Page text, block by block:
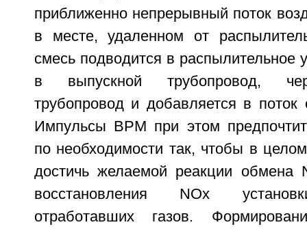
приближенно непрерывный поток
в месте, удаленном от
смесь подводится в распылительное
в выпускной трубопровод,
трубопровод и добавляется в поток
Импульсы ВРМ при этом
по необходимости так, чтобы в
достичь желаемой реакции обмена
восстановления NOx
отработавших газов.